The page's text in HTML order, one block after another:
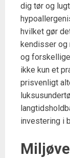
dig tør og
hvilket gør
kendisser og
og
ikke kun et
prisvenligt
investering i